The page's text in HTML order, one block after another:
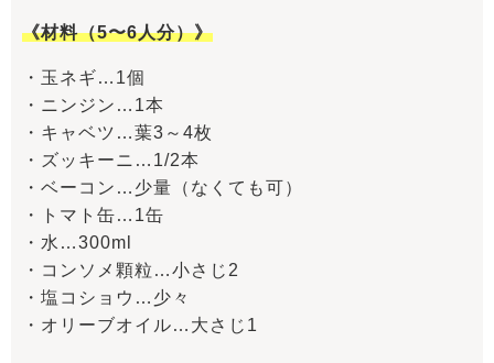
《材料（5〜6人分）》
・玉ネギ…1個
・ニンジン…1本
・キャベツ…葉3～4枚
・ズッキーニ…1/2本
・ベーコン…少量（なくても可）
・トマト缶…1缶
・水…300ml
・コンソメ顆粒…小さじ2
・塩コショウ…少々
・オリーブオイル…大さじ1